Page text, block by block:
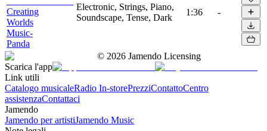
Creating
Worlds
Music-
Panda
Electronic, Strings, Piano,
Soundscape, Tense, Dark
1:36 -
© 2026 Jamendo Licensing
Scarica l'app
Link utili
Catalogo musicaleRadio In-storePrezziContattoCentro
assistenzaContattaci
Jamendo
Jamendo per artistiJamendo Music